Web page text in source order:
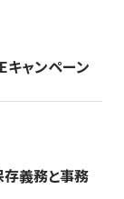
キャンペーン
義務と事務